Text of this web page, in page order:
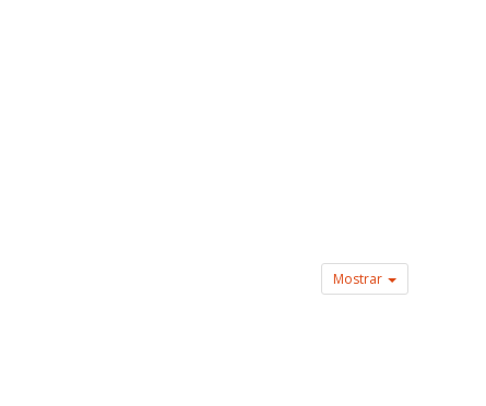
Mostrar